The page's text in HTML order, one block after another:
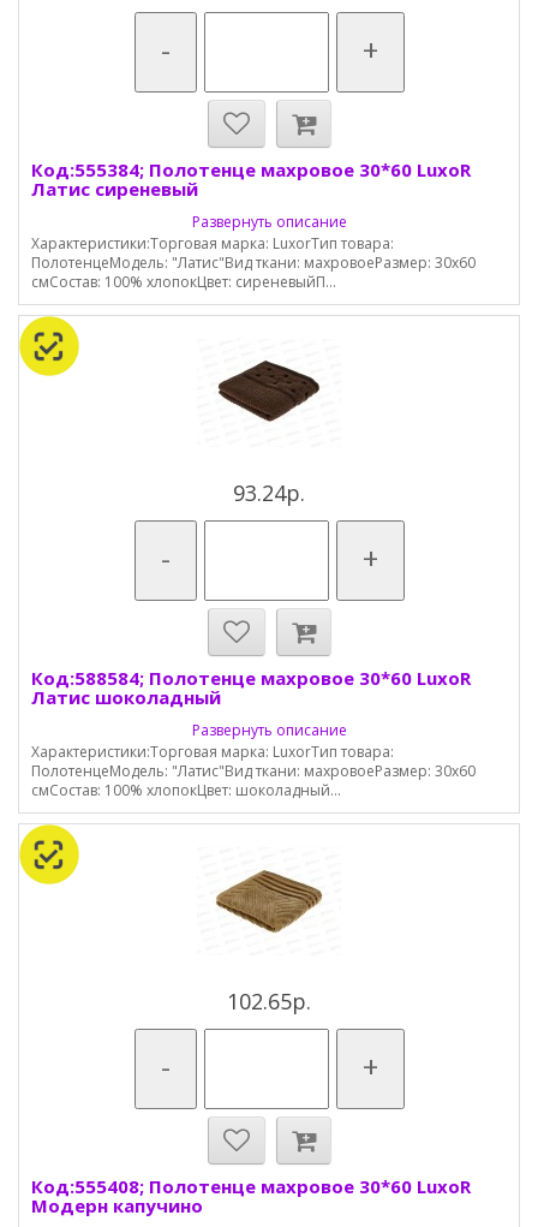
- +
Код:555384; Полотенце махровое 30*60 LuxoR
Латис сиреневый
Развернуть описание
Характеристики:Торговая марка: LuxorТип товара:
ПолотенцеМодель: "Латис"Вид ткани: махровоеРазмер: 30х60
смСостав: 100% хлопокЦвет: сиреневыйП...
93.24р.
- +
Код:588584; Полотенце махровое 30*60 LuxoR
Латис шоколадный
Развернуть описание
Характеристики:Торговая марка: LuxorТип товара:
ПолотенцеМодель: "Латис"Вид ткани: махровоеРазмер: 30х60
смСостав: 100% хлопокЦвет: шоколадный...
102.65р.
- +
Код:555408; Полотенце махровое 30*60 LuxoR
Модерн капучино